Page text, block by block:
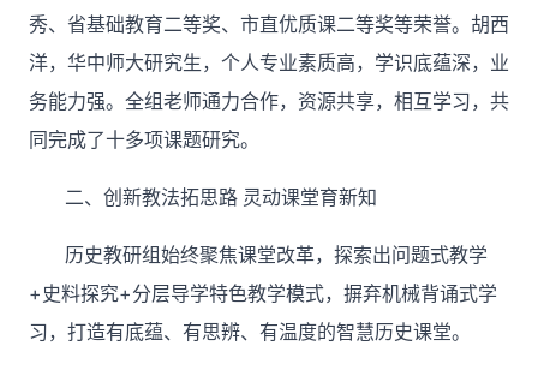
秀、省基础教育二等奖、市直优质课二等奖等荣誉。胡西
洋，华中师大研究生，个人专业素质高，学识底蕴深，业
务能力强。全组老师通力合作，资源共享，相互学习，共
同完成了十多项课题研究。
二、创新教法拓思路 灵动课堂育新知
历史教研组始终聚焦课堂改革，探索出问题式教学
+史料探究+分层导学特色教学模式，摒弃机械背诵式学
习，打造有底蕴、有思辨、有温度的智慧历史课堂。